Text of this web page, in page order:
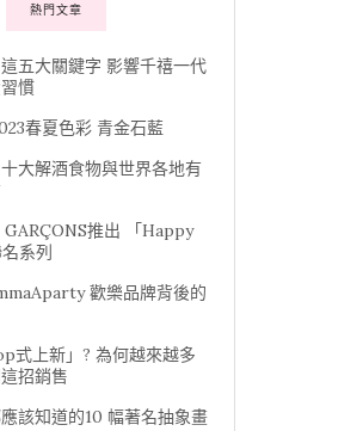
熱門文章
這五大關鍵字 影響千禧一代
慣
春夏色彩 青金石藍
十大解酒食物與世界各地有
推出 「Happy
系列
歡樂品牌背後的
式上新」? 為何越來越多
招銷售
該知道的10 幅著名抽象畫